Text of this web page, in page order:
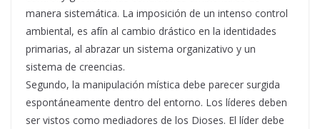
manera sistemática. La imposición de un intenso control
ambiental, es afín al cambio drástico en la identidades
primarias, al abrazar un sistema organizativo y un
sistema de creencias.
Segundo, la manipulación mística debe parecer surgida
espontáneamente dentro del entorno. Los líderes deben
ser vistos como mediadores de los Dioses. El líder debe